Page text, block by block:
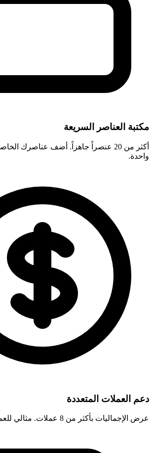
مكتبة العناصر السريعة
أكثر من 20 عنصراً جاهزاً. أضف عناصرك
واحدة.
دعم العملات المتعددة
عرض الإجماليات بأكثر من 8 عملات. مثالي للعملاء الدوليين.